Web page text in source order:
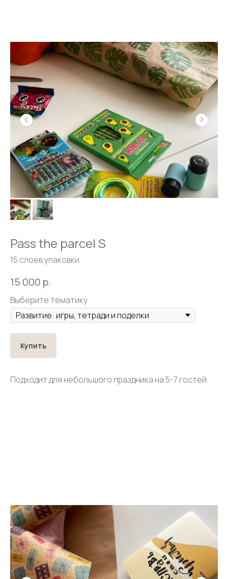
Pass the parcel S
15 слоев упаковки
15 000 р.
Выберите тематику
Купить
Подходит для небольшого праздника на 5-7 гостей.